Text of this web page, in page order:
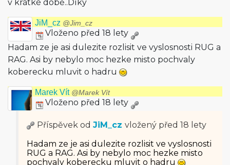
v krátké době..Díky
JiM_cz @Jim_cz
Vloženo před 18 lety
Hadam ze je asi dulezite rozlisit ve vyslosnosti RUG a
RAG. Asi by nebylo moc hezke misto pochvaly
koberecku mluvit o hadru
Marek Vít @Marek Vít
Vloženo před 18 lety
Příspěvek od JiM_cz vložený před 18 lety
Hadam ze je asi dulezite rozlisit ve vyslosnosti
RUG a RAG. Asi by nebylo moc hezke misto
pochvaly koberecku mluvit o hadru